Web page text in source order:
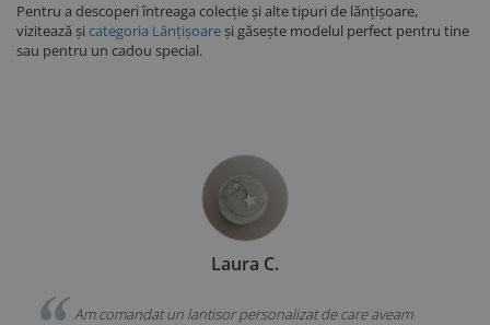
Pentru a descoperi întreaga colecție și alte tipuri de lănțișoare,
vizitează și categoria Lănțișoareși găsește modelul perfect pentru tine
sau pentru un cadou special.
Laura C.
Am comandat un lantisor personalizat de care aveam